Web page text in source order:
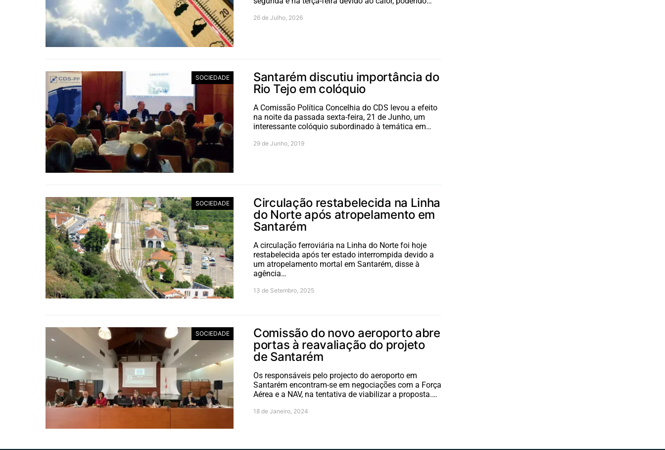
26 de Julho, 2026
SOCIEDADE
Santarém discutiu importância do
Rio Tejo em colóquio
A Comissão Política Concelhia do CDS levou a efeito
na noite da passada sexta-feira, 21 de Junho, um
interessante colóquio subordinado à temática em…
29 de Junho, 2019
SOCIEDADE
Circulação restabelecida na Linha
do Norte após atropelamento em
Santarém
A circulação ferroviária na Linha do Norte foi hoje
restabelecida após ter estado interrompida devido a
um atropelamento mortal em Santarém, disse à
agência…
13 de Setembro, 2025
SOCIEDADE
Comissão do novo aeroporto abre
portas à reavaliação do projeto
de Santarém
Os responsáveis pelo projecto do aeroporto em
Santarém encontram-se em negociações com a Força
Aérea e a NAV, na tentativa de viabilizar a proposta.…
18 de Janeiro, 2024